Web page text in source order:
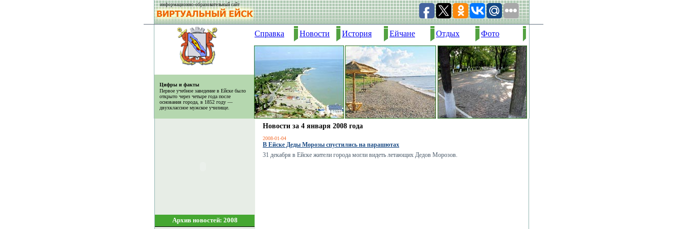
информационно-образовательный сайт
Цифры и факты
Первое учебное заведение в Ейске было
открыто через четыре года после
основания города, в 1852 году —
двухклассное мужское училище.
Справка Новости История Ейчане Отдых Фото
Новости за 4 января 2008 года
2008-01-04
В Ейске Деды Морозы спустились на парашютах
31 декабря в Ейске жители города могли видеть летающих Дедов Морозов.
Архив новостей: 2008